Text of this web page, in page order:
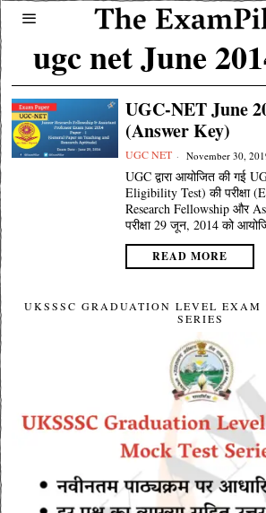
ugc net June
UGC-NET June
(Answer Key)
UGC NET November 30,
UGC द्वारा आयोजित की गई
Eligibility Test) की परीक्षा
Research Fellowship और
परीक्षा 29 जून, 2014 को
READ MORE
UKSSSC GRADUATION LEVEL EXAM
SERIES